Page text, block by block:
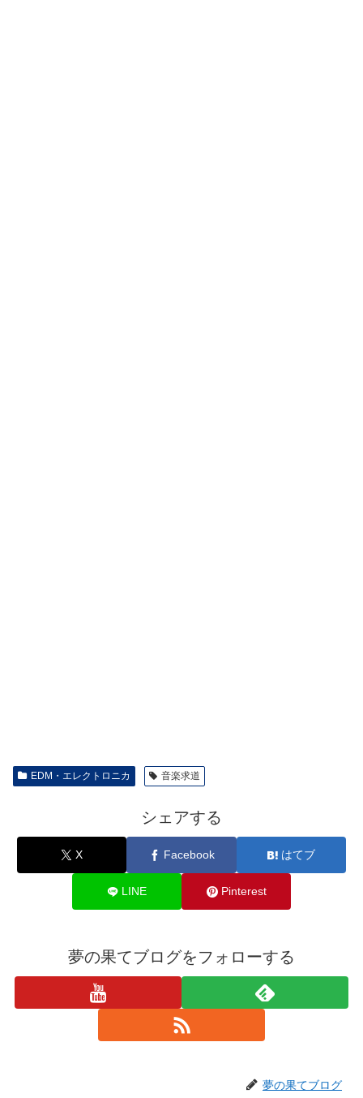
EDM・エレクトロニカ 音楽求道
シェアする
X Facebook はてブ
LINE Pinterest
夢の果てブログをフォローする
夢の果てブログ